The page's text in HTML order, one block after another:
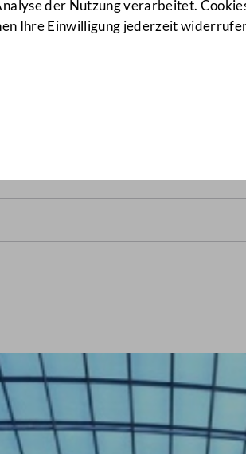
der Nutzung verarbeitet.
Ihre Einwilligung jederzeit
16.